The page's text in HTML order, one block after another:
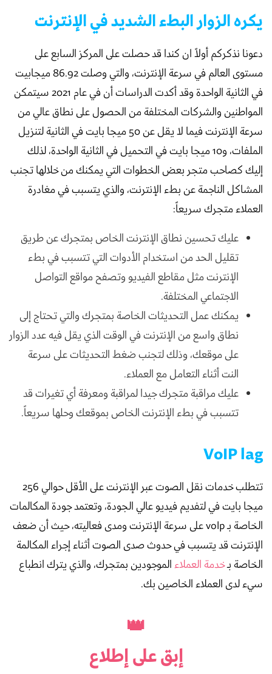
يكره الزوار البطء الشديد في الإنترنت
دعونا نذكركم أولاً ان كندا قد حصلت على المركز السابع على
مستوى العالم في سرعة الإنترنت، والتي وصلت 86.92 ميجابيت
في الثانية الواحدة وقد أكدت الدراسات أن في عام 2021 سيتمكن
المواطنين والشركات المختلفة من الحصول على نطاق عالي من
سرعة الإنترنت فيما لا يقل عن 50 ميجا بايت في الثانية لتنزيل
الملفات، و10 ميجا بايت في التحميل في الثانية الواحدة، لذلك
إليك كصاحب متجر بعض الخطوات التي يمكنك من خلالها تجنب
المشاكل الناجمة عن بطء الإنترنت، والذي يتسبب في مغادرة
العملاء متجرك سريعاً:
عليك تحسين نطاق الإنترنت الخاص بمتجرك عن طريق
تقليل الحد من استخدام الأدوات التي تتسبب في بطء
الإنترنت مثل مقاطع الفيديو وتصفح مواقع التواصل
الاجتماعي المختلفة.
يمكنك عمل التحديثات الخاصة بمتجرك والتي تحتاج إلى
نطاق واسع من الإنترنت في الوقت الذي يقل فيه عدد الزوار
على موقعك، وذلك لتجنب ضغط التحديثات على سرعة
النت أثناء التعامل مع العملاء.
عليك مراقبة متجرك جيدا لمراقبة ومعرفة أي تغيرات قد
تتسبب في بطء الإنترنت الخاص بموقعك وحلها سريعاً.
VoIP lag
تتطلب خدمات نقل الصوت عبر الإنترنت على الأقل حوالي 256
ميجا بايت في لتفديم فيديو عالي الجودة، وتعتمد جودة المكالمات
الخاصة بـ volp على سرعة الإنترنت ومدى فعاليته، حيث أن ضعف
الإنترنت قد يتسبب في حدوث صدى الصوت أثناء إجراء المكالمة
الخاصة بـخدمة العملاءالموجودين بمتجرك، والذي يترك انطباع
سيء لدى العملاء الخاصين بك.
👑
إبق علىإطلاع